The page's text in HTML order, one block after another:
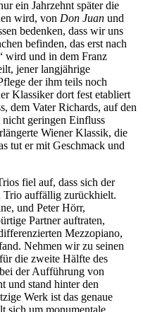
ein Jahrzehnt später die
wird, von Don Juan und
bedenken, dass wir uns
befinden, das erst nach
wird und in dem Franz
jener langjährige
der ihm teils noch
Klassiker dort fest etabliert
dem Vater Richards, auf den
nicht geringen Einfluss
Wiener Klassik, die
tut er mit Geschmack und
fiel auf, dass sich der
Trio auffällig zurückhielt.
und Peter Hörr,
Partner auftraten,
Mezzopiano,
Nehmen wir zu seinen
die zweite Hälfte des
der Aufführung von
und stand hinter den
Werk ist das genaue